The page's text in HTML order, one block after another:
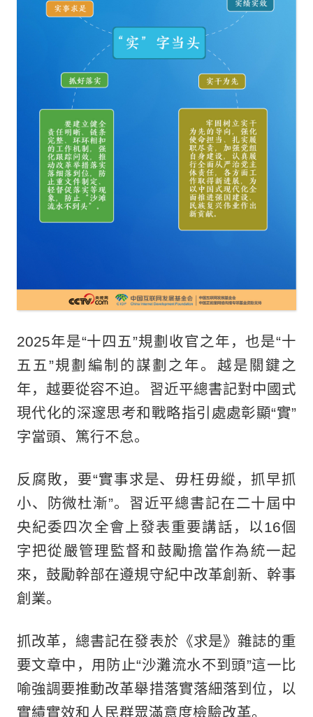
2025年是“十四五”規劃收官之年，也是“十
五五”規劃編制的謀劃之年。越是關鍵之
年，越要從容不迫。習近平總書記對中國式
現代化的深邃思考和戰略指引處處彰顯“實”
字當頭、篤行不怠。
反腐敗，要“實事求是、毋枉毋縱，抓早抓
小、防微杜漸”。習近平總書記在二十屆中
央紀委四次全會上發表重要講話，以16個
字把從嚴管理監督和鼓勵擔當作為統一起
來，鼓勵幹部在遵規守紀中改革創新、幹事
創業。
抓改革，總書記在發表於《求是》雜誌的重
要文章中，用防止“沙灘流水不到頭”這一比
喻強調要推動改革舉措落實落細落到位，以
實績實效和人民群眾滿意度檢驗改革。